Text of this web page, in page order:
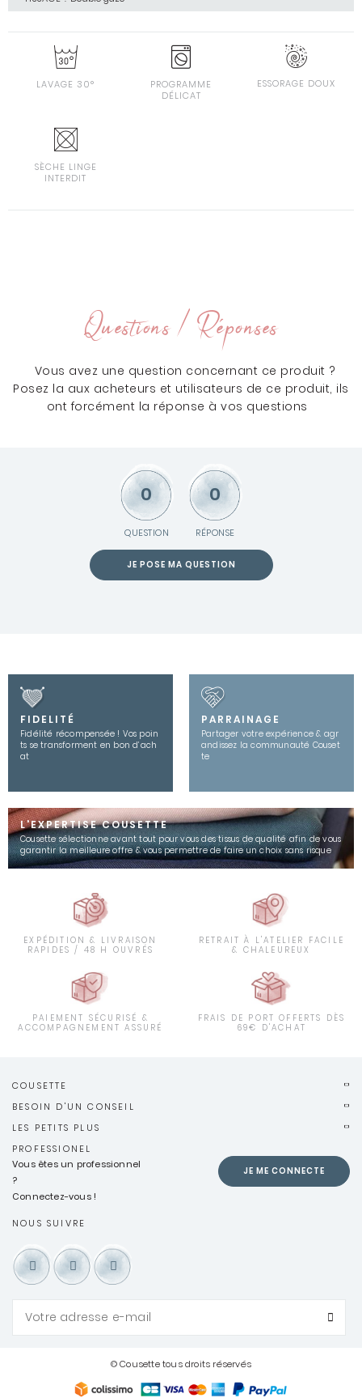
LAVAGE 30°
PROGRAMME
DÉLICAT
ESSORAGE DOUX
SÈCHE LINGE
INTERDIT
Questions / Réponses
Vous avez une question concernant ce produit ?
Posez la aux acheteurs et utilisateurs de ce produit, ils
ont forcément la réponse à vos questions
0
QUESTION
0
RÉPONSE
JE POSE MA QUESTION
FIDELITÉ
Fidélité récompensée ! Vos poin
ts se transforment en bon d’ach
at
PARRAINAGE
Partager votre expérience & agr
andissez la communauté Couset
te
L'EXPERTISE COUSETTE
Cousette sélectionne avant tout pour vous des tissus de qualité afin de vous
garantir la meilleure offre & vous permettre de faire un choix sans risque
EXPÉDITION & LIVRAISON
RAPIDES / 48 H OUVRÉS
RETRAIT À L'ATELIER FACILE
& CHALEUREUX
PAIEMENT SÉCURISÉ &
ACCOMPAGNEMENT ASSURÉ
FRAIS DE PORT OFFERTS DÈS
69€ D'ACHAT
COUSETTE
BESOIN D'UN CONSEIL
LES PETITS PLUS
PROFESSIONEL
Vous êtes un professionnel
?
Connectez-vous !
JE ME CONNECTE
NOUS SUIVRE
© Cousette tous droits réservés